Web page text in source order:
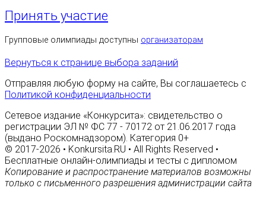
Принять участие
Групповые олимпиады доступны организаторам
Вернуться к странице выбора заданий
Отправляя любую форму на сайте, Вы соглашаетесь с
Политикой конфиденциальности
Сетевое издание «Конкурсита»: свидетельство о
регистрации ЭЛ № ФС 77 - 70172 от 21.06.2017 года
(выдано Роскомнадзором). Категория 0+
© 2017-2026 • Konkursita.RU • All Rights Reserved •
Бесплатные онлайн-олимпиады и тесты с дипломом
Копирование и распространение материалов возможны
только с письменного разрешения администрации сайта